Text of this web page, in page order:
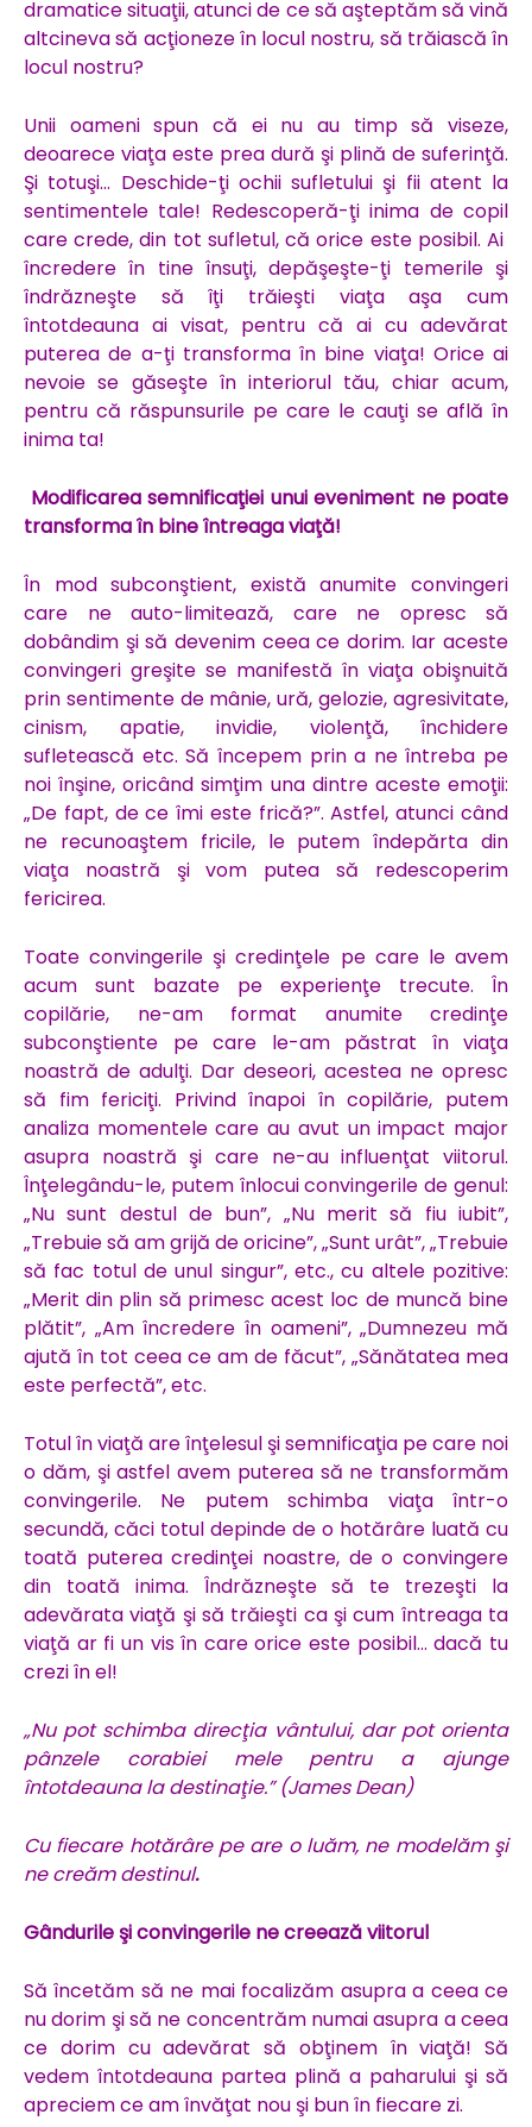
dramatice situaţii, atunci de ce să aşteptăm să vină
altcineva să acţioneze în locul nostru, să trăiască în
locul nostru?
Unii oameni spun că ei nu au timp să viseze,
deoarece viaţa este prea dură şi plină de suferinţă.
Şi totuşi… Deschide-ţi ochii sufletului şi fii atent la
sentimentele tale! Redescoperă-ţi inima de copil
care crede, din tot sufletul, că orice este posibil. Ai
încredere în tine însuţi, depăşeşte-ţi temerile şi
îndrăzneşte să îţi trăieşti viaţa aşa cum
întotdeauna ai visat, pentru că ai cu adevărat
puterea de a-ţi transforma în bine viaţa! Orice ai
nevoie se găseşte în interiorul tău, chiar acum,
pentru că răspunsurile pe care le cauţi se află în
inima ta!
Modificarea semnificaţiei unui eveniment ne poate
transforma în bine întreaga viaţă!
În mod subconştient, există anumite convingeri
care ne auto-limitează, care ne opresc să
dobândim şi să devenim ceea ce dorim. Iar aceste
convingeri greşite se manifestă în viaţa obişnuită
prin sentimente de mânie, ură, gelozie, agresivitate,
cinism, apatie, invidie, violenţă, închidere
sufletească etc. Să începem prin a ne întreba pe
noi înşine, oricând simţim una dintre aceste emoţii:
„De fapt, de ce îmi este frică?”. Astfel, atunci când
ne recunoaştem fricile, le putem îndepărta din
viaţa noastră şi vom putea să redescoperim
fericirea.
Toate convingerile şi credinţele pe care le avem
acum sunt bazate pe experienţe trecute. În
copilărie, ne-am format anumite credinţe
subconştiente pe care le-am păstrat în viaţa
noastră de adulţi. Dar deseori, acestea ne opresc
să fim fericiţi. Privind înapoi în copilărie, putem
analiza momentele care au avut un impact major
asupra noastră şi care ne-au influenţat viitorul.
Înţelegându-le, putem înlocui convingerile de genul:
„Nu sunt destul de bun”, „Nu merit să fiu iubit”,
„Trebuie să am grijă de oricine”, „Sunt urât”, „Trebuie
să fac totul de unul singur”, etc., cu altele pozitive:
„Merit din plin să primesc acest loc de muncă bine
plătit”, „Am încredere în oameni”, „Dumnezeu mă
ajută în tot ceea ce am de făcut”, „Sănătatea mea
este perfectă”, etc.
Totul în viaţă are înţelesul şi semnificaţia pe care noi
o dăm, şi astfel avem puterea să ne transformăm
convingerile. Ne putem schimba viaţa într-o
secundă, căci totul depinde de o hotărâre luată cu
toată puterea credinţei noastre, de o convingere
din toată inima. Îndrăzneşte să te trezeşti la
adevărata viaţă şi să trăieşti ca şi cum întreaga ta
viaţă ar fi un vis în care orice este posibil… dacă tu
crezi în el!
„Nu pot schimba direcţia vântului, dar pot orienta
pânzele corabiei mele pentru a ajunge
întotdeauna la destinaţie.” (James Dean)
Cu fiecare hotărâre pe are o luăm, ne modelăm şi
ne creăm destinul.
Gândurile şi convingerile ne creează viitorul
Să încetăm să ne mai focalizăm asupra a ceea ce
nu dorim şi să ne concentrăm numai asupra a ceea
ce dorim cu adevărat să obţinem în viaţă! Să
vedem întotdeauna partea plină a paharului şi să
apreciem ce am învăţat nou şi bun în fiecare zi.